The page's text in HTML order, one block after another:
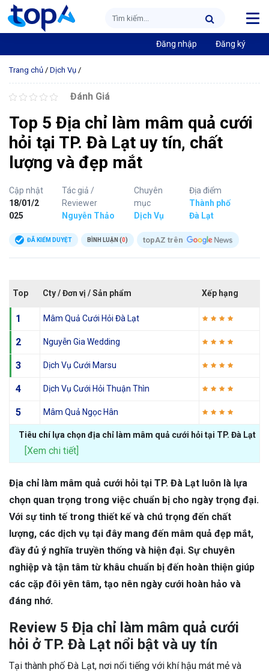
Đăng nhập Đăng ký
Trang chủ / Dịch Vụ /
Đánh Giá
Top 5 Địa chỉ làm mâm quả cưới
hỏi tại TP. Đà Lạt uy tín, chất
lượng và đẹp mắt
Cập nhật
18/01/2
025
Tác giả /
Reviewer
Nguyễn Thảo
Chuyên
mục
Dịch Vụ
Địa điểm
Thành phố
Đà Lạt
ĐÃ KIỂM DUYỆT BÌNH LUẬN (0) topAZ trên
Top Cty / Đơn vị / Sản phẩm Xếp hạng
1 Mâm Quả Cưới Hỏi Đà Lạt
2 Nguyễn Gia Wedding
3 Dịch Vụ Cưới Marsu
4 Dịch Vụ Cưới Hỏi Thuận Thìn
5 Mâm Quả Ngọc Hân
Tiêu chí lựa chọn địa chỉ làm mâm quả cưới hỏi tại TP. Đà Lạt
[Xem chi tiết]
Địa chỉ làm mâm quả cưới hỏi tại TP. Đà Lạt luôn là lựa
chọn quan trọng trong việc chuẩn bị cho ngày trọng đại.
Với sự tinh tế trong thiết kế và chú trọng đến chất
lượng, các dịch vụ tại đây mang đến mâm quả đẹp mắt,
đầy đủ ý nghĩa truyền thống và hiện đại. Sự chuyên
nghiệp và tận tâm từ khâu chuẩn bị đến hoàn thiện giúp
các cặp đôi yên tâm, tạo nên ngày cưới hoàn hảo và
đáng nhớ.
Review 5 Địa chỉ làm mâm quả cưới
hỏi ở TP. Đà Lạt nổi bật và uy tín
Tại thành phố Đà Lạt, nơi nổi tiếng với khí hậu mát mẻ và